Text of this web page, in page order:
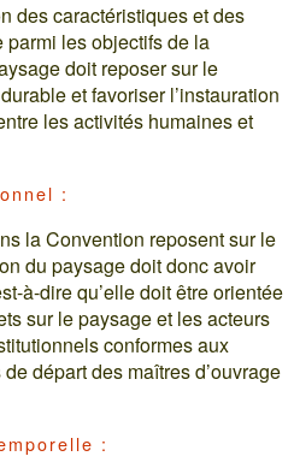
des caractéristiques et des
les objectifs de la
doit reposer sur le
et favoriser l’instauration
les activités humaines et
:
la Convention reposent sur le
du paysage doit donc avoir
à-dire qu’elle doit être orientée
sur le paysage et les acteurs
conformes aux
départ des maîtres d’ouvrage
: